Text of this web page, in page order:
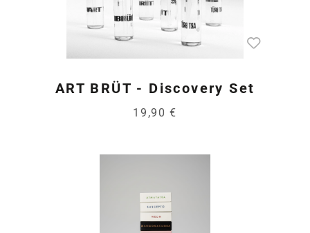
ART BRÜT - Discovery Set
19,90 €